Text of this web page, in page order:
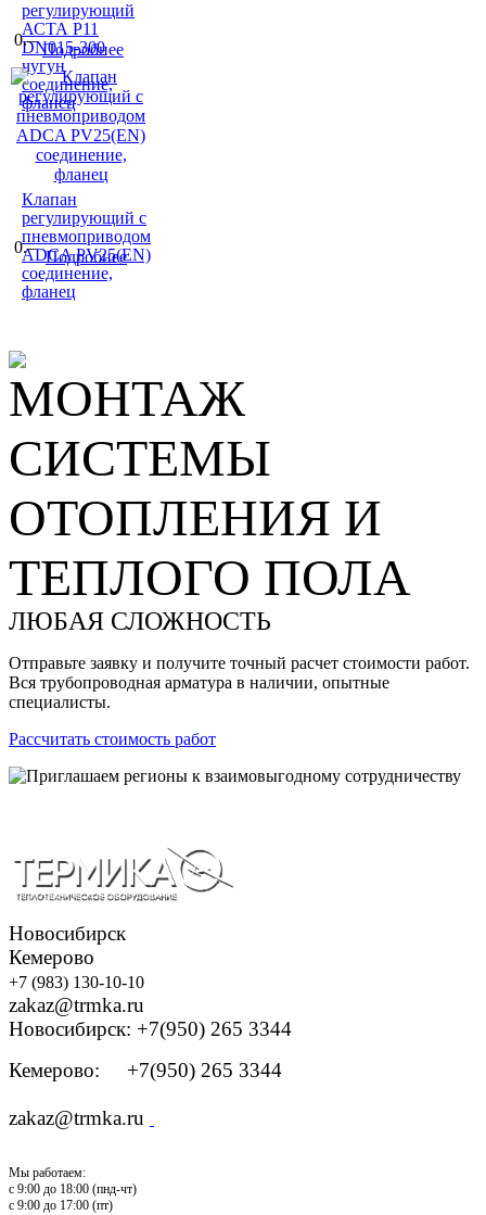
регулирующий
АСТА Р11
DN015-300
чугун
соединение,
фланец
0.–
Подробнее
Клапан
регулирующий с
пневмоприводом
ADCA PV25(EN)
соединение,
фланец
0.–
Подробнее
МОНТАЖ
СИСТЕМЫ
ОТОПЛЕНИЯ И
ТЕПЛОГО ПОЛА
ЛЮБАЯ СЛОЖНОСТЬ
Отправьте заявку и получите точный расчет стоимости работ.
Вся трубопроводная арматура в наличии, опытные
специалисты.
Рассчитать стоимость работ
Новосибирск
Кемерово
+7 (983) 130-10-10
zakaz@trmka.ru
Новосибирск: +7(950) 265 3344
Кемерово: +7(950) 265 3344
zakaz@trmka.ru
Мы работаем:
с 9:00 до 18:00 (пнд-чт)
с 9:00 до 17:00 (пт)